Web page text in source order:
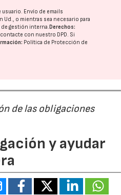
Envío de emails
Ud., o mientras sea necesario para
gestión interna. Derechos:
contacte con nuestro DPD. Si
Política de Protección de
de las obligaciones
y ayudar